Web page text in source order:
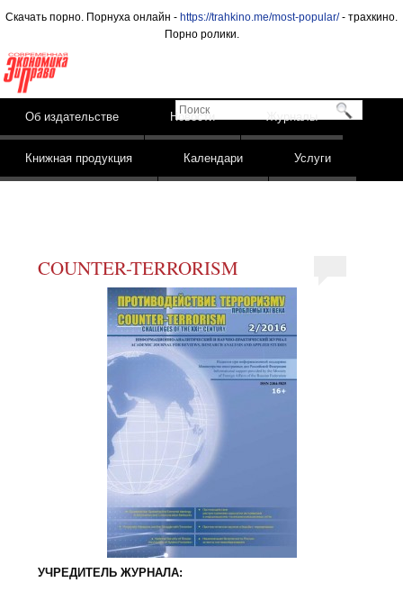
Скачать порно. Порнуха онлайн - https://trahkino.me/most-popular/- трахкино.
Порно ролики.
экономика и право
Main menu
Skip to content
Поиск
Об издательстве Новости Журналы
Книжная продукция Календари Услуги
COUNTER-TERRORISM
УЧРЕДИТЕЛЬ ЖУРНАЛА: